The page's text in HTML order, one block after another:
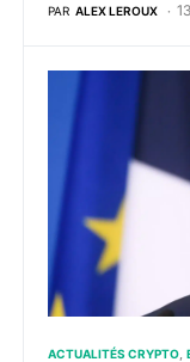
PAR ALEX LEROUX
Paris : La
ACTUALITÉS CRYPTO